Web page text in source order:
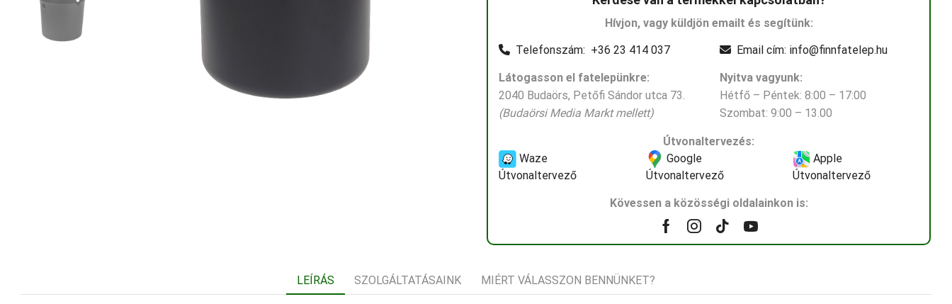
Hívjon, vagy küldjön emailt és segítünk:
Telefonszám: +36 23 414 037
Email cím: info@finnfatelep.hu
Látogasson el fatelepünkre:
2040 Budaörs, Petőfi Sándor utca 73.
(Budaörsi Media Markt mellett)
Nyitva vagyunk:
Hétfő – Péntek: 8:00 – 17:00
Szombat: 9:00 – 13.00
Útvonaltervezés:
Waze
Útvonaltervező
Google
Útvonaltervező
Apple
Útvonaltervező
Kövessen a közösségi oldalainkon is:
Facebook
Instagram
Tik- Youtube
LEÍRÁS SZOLGÁLTATÁSAINK MIÉRT VÁLASSZON BENNÜNKET?